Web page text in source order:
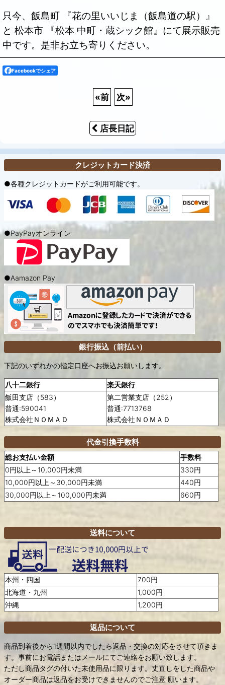
只今、飯島町 『花の里いいじま（飯島道の駅）』
と 松本市 『松本 中町・蔵シック館』にて展示販売
中です。是非お立ち寄りください。
Facebookでシェア
«前 次»
店長日記
クレジットカード決済
●各種クレジットカードがご利用可能です。
●PayPayオンライン
●Aamazon Pay
銀行振込（前払い）
下記のいずれかの指定口座へお振込お願いします。
八十二銀行
楽天銀行
飯田支店（583）
普通:590041
株式会社ＮＯＭＡＤ
第二営業支店（252）
普通:7713768
株式会社ＮＯＭＡＤ
代金引換手数料
総お支払い金額
手数料
0円以上～10,000円未満
330円
10,000円以上～30,000円未満
440円
30,000円以上～100,000円未満
660円
送料について
本州・四国
700円
北海道・九州
1,000円
沖縄
1,200円
返品について
商品到着後から1週間以内でしたら返品・交換の対応をさせて頂きま
す。事前にお電話またはメールにてご連絡をお願い致します。
ただし商品タグの付いた未使用品に限ります。丈直しをした商品や
オーダー商品は返品をお受けできませんのでご注意 願います。